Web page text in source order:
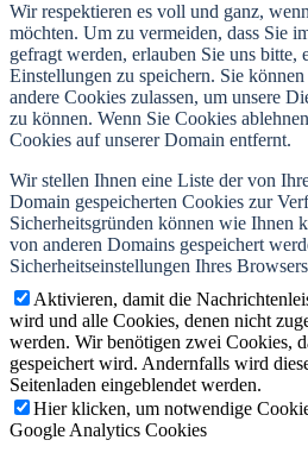
Wir respektieren es voll und ganz,
möchten. Um zu vermeiden, dass Sie
gefragt werden, erlauben Sie uns bitte,
Einstellungen zu speichern. Sie
andere Cookies zulassen, um unsere
zu können. Wenn Sie Cookies
Cookies auf unserer Domain entfernt.
Wir stellen Ihnen eine Liste der von
Domain gespeicherten Cookies zur
Sicherheitsgründen können wie Ihnen
von anderen Domains gespeichert
Sicherheitseinstellungen Ihres
Aktivieren, damit die
wird und alle Cookies, denen nicht
werden. Wir benötigen zwei Cookies,
gespeichert wird. Andernfalls wird
Seitenladen eingeblendet werden.
Hier klicken, um notwendige
Google Analytics Cookies